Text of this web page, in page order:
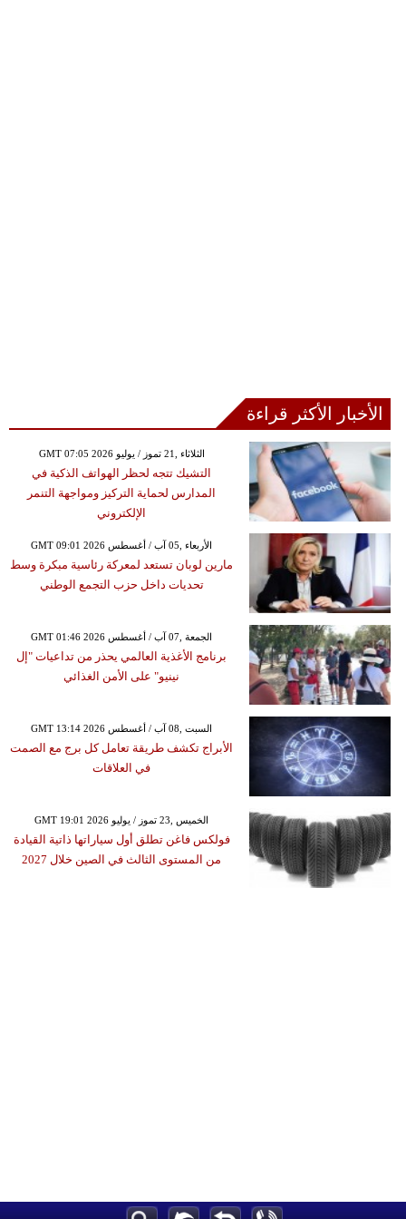
الأخبار الأكثر قراءة
GMT 07:05 2026 الثلاثاء ,21 تموز / يوليو
التشيك تتجه لحظر الهواتف الذكية في
المدارس لحماية التركيز ومواجهة التنمر
الإلكتروني
GMT 09:01 2026 الأربعاء ,05 آب / أغسطس
مارين لوبان تستعد لمعركة رئاسية مبكرة وسط
تحديات داخل حزب التجمع الوطني
GMT 01:46 2026 الجمعة ,07 آب / أغسطس
برنامج الأغذية العالمي يحذر من تداعيات "إل
نينيو" على الأمن الغذائي
GMT 13:14 2026 السبت ,08 آب / أغسطس
الأبراج تكشف طريقة تعامل كل برج مع الصمت
في العلاقات
GMT 19:01 2026 الخميس ,23 تموز / يوليو
فولكس فاغن تطلق أول سياراتها ذاتية القيادة
من المستوى الثالث في الصين خلال 2027